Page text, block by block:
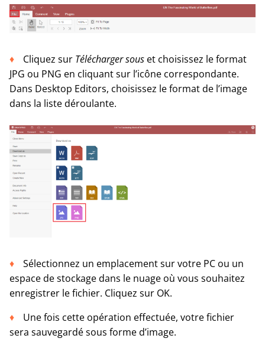
Cliquez sur Télécharger sous et choisissez le format
JPG ou PNG en cliquant sur l’icône correspondante.
Dans Desktop Editors, choisissez le format de l’image
dans la liste déroulante.
Sélectionnez un emplacement sur votre PC ou un
espace de stockage dans le nuage où vous souhaitez
enregistrer le fichier. Cliquez sur OK.
Une fois cette opération effectuée, votre fichier
sera sauvegardé sous forme d’image.